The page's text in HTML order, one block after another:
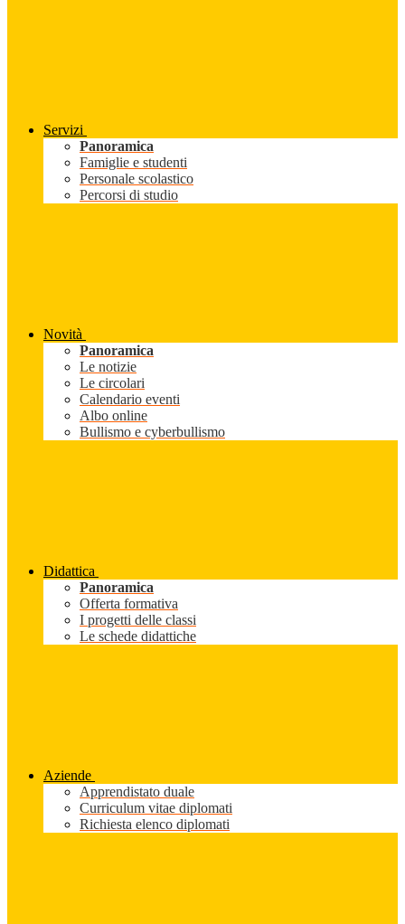
Servizi
Panoramica
Famiglie e studenti
Personale scolastico
Percorsi di studio
Novità
Panoramica
Le notizie
Le circolari
Calendario eventi
Albo online
Bullismo e cyberbullismo
Didattica
Panoramica
Offerta formativa
I progetti delle classi
Le schede didattiche
Aziende
Apprendistato duale
Curriculum vitae diplomati
Richiesta elenco diplomati